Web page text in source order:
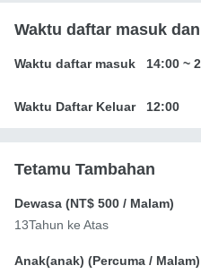
Waktu daftar masuk
Waktu daftar masuk 14:00 ~
Waktu Daftar Keluar 12:00
Tetamu Tambahan
Dewasa (NT$ 500 / Malam)
13Tahun ke Atas
Anak(anak) (Percuma / Malam)